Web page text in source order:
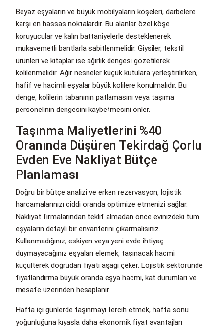
Beyaz eşyaların ve büyük mobilyaların köşeleri, darbelere
karşı en hassas noktalardır. Bu alanlar özel köşe
koruyucular ve kalın battaniyelerle desteklenerek
mukavemetli bantlarla sabitlenmelidir. Giysiler, tekstil
ürünleri ve kitaplar ise ağırlık dengesi gözetilerek
kolilenmelidir. Ağır nesneler küçük kutulara yerleştirilirken,
hafif ve hacimli eşyalar büyük kolilere konulmalıdır. Bu
denge, kolilerin tabanının patlamasını veya taşıma
personelinin dengesini kaybetmesini önler.
Taşınma Maliyetlerini %40
Oranında Düşüren Tekirdağ Çorlu
Evden Eve Nakliyat Bütçe
Planlaması
Doğru bir bütçe analizi ve erken rezervasyon, lojistik
harcamalarınızı ciddi oranda optimize etmenizi sağlar.
Nakliyat firmalarından teklif almadan önce evinizdeki tüm
eşyaların detaylı bir envanterini çıkarmalısınız.
Kullanmadığınız, eskiyen veya yeni evde ihtiyaç
duymayacağınız eşyaları elemek, taşınacak hacmi
küçülterek doğrudan fiyatı aşağı çeker. Lojistik sektöründe
fiyatlandırma büyük oranda eşya hacmi, kat durumları ve
mesafe üzerinden hesaplanır.
Hafta içi günlerde taşınmayı tercih etmek, hafta sonu
yoğunluğuna kıyasla daha ekonomik fiyat avantajları